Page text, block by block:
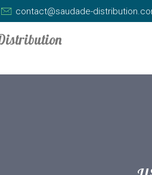
contact@saudade-